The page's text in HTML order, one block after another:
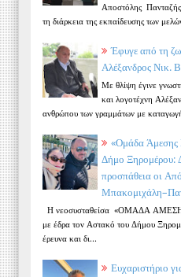
Αποστόλης
τη διάρκεια της εκπαίδευσης των
Έφυγε από τη
Αλέξανδρος Νικ.
Με θλίψη έγινε
και λογοτέχνη
ανθρώπου των γραμμάτων με
«Ομάδα Άμεσης
Δήμο Ξηρομέρου:
προσπάθεια οι
Η νεοσυσταθείσα «ΟΜΑΔΑ
με έδρα τον Αστακό του Δήμου
έρευνα και δι...
Ευχαριστήριο